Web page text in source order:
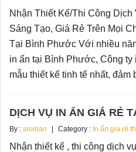
Nhận Thiết Kế/Thi Công
Sáng Tạo, Giá Rẻ Trên Mọi
Tại Bình Phước Với nhiều
in ấn tại Bình Phước, Công ty
mẫu thiết kế tinh tế nhất, đảm
DỊCH VỤ IN ẤN GIÁ RẺ
By : aloinan Category : In ấn giá rẻ
Nhận thiết kế , thi công dịch